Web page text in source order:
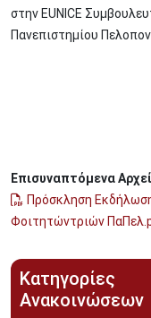
στην EUNICE
Πανεπιστημίου
Επισυναπτόμενα
Πρόσκληση
Φοιτητώντριών
Κατηγορίες
Ανακοινώσεων